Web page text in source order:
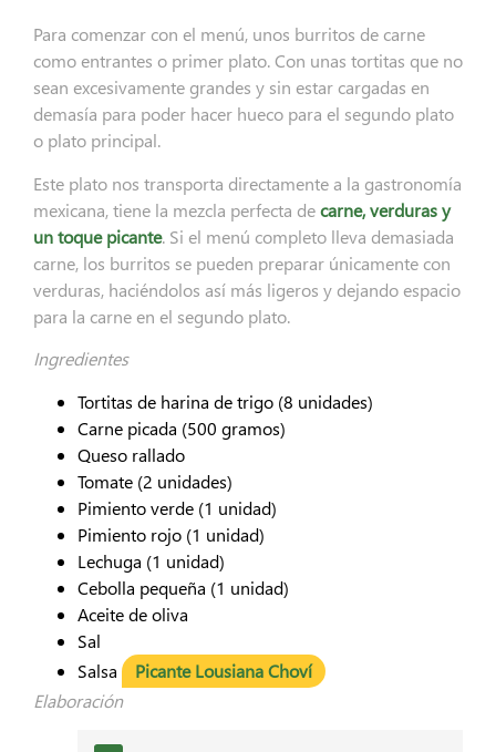
Para comenzar con el menú, unos burritos de carne
como entrantes o primer plato. Con unas tortitas que no
sean excesivamente grandes y sin estar cargadas en
demasía para poder hacer hueco para el segundo plato
o plato principal.
Este plato nos transporta directamente a la gastronomía
mexicana, tiene la mezcla perfecta decarne, verduras y
un toque picante. Si el menú completo lleva demasiada
carne, los burritos se pueden preparar únicamente con
verduras, haciéndolos así más ligeros y dejando espacio
para la carne en el segundo plato.
Ingredientes
Tortitas de harina de trigo (8 unidades)
Carne picada (500 gramos)
Queso rallado
Tomate (2 unidades)
Pimiento verde (1 unidad)
Pimiento rojo (1 unidad)
Lechuga (1 unidad)
Cebolla pequeña (1 unidad)
Aceite de oliva
Sal
Salsa
Picante Lousiana Choví
Elaboración